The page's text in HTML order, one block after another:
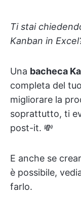
Ti stai
Kanban in
Una bacheca
completa del
migliorare la
soprattutto, ti
post-it. 💸
E anche se
è possibile,
farlo.